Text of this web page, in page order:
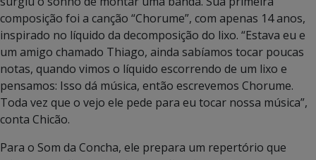
composição foi a canção “Chorume”, com apenas 14 anos,
inspirado no líquido da decomposição do lixo. “Estava eu e
um amigo chamado Thiago, ainda sabíamos tocar poucas
notas, quando vimos o líquido escorrendo de um lixo e
pensamos: Isso dá música, então escrevemos Chorume.
Toda vez que o vejo ele pede para eu tocar nossa música”,
conta Chicão.
Para o Som da Concha, ele prepara um repertório que